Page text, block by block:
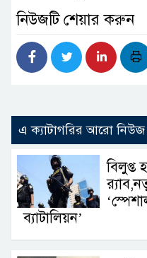
নিউজটি শেয়ার করুন
এ ক্যাটাগরির আরো নিউজ
বিলুপ্ত
ব্যাটালিয়ন’